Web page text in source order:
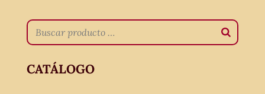
CATÁLOGO